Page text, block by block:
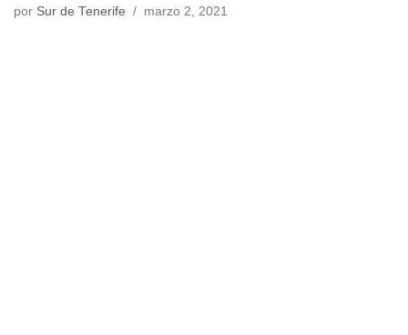
por Sur de Tenerife marzo 2, 2021